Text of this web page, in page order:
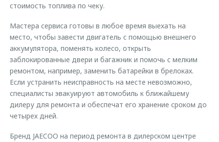
стоимость топлива по чеку.
Мастера сервиса готовы в любое время выехать на
место, чтобы завести двигатель с помощью внешнего
аккумулятора, поменять колесо, открыть
заблокированные двери и багажник и помочь с мелким
ремонтом, например, заменить батарейки в брелоках.
Если устранить неисправность на месте невозможно,
специалисты эвакуируют автомобиль к ближайшему
дилеру для ремонта и обеспечат его хранение сроком до
четырех дней.
Бренд JAECOO на период ремонта в дилерском центре